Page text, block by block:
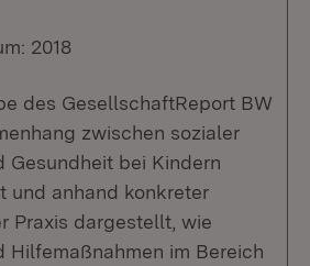
2018
des GesellschaftReport BW
zwischen sozialer
Gesundheit bei Kindern
und anhand konkreter
Praxis dargestellt, wie
Hilfemaßnahmen im Bereich